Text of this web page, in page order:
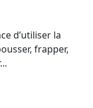
d’utiliser la
frapper,